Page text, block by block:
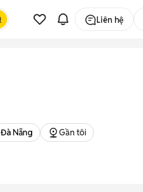
Liên hệ
Đà Nẵng Gần tôi